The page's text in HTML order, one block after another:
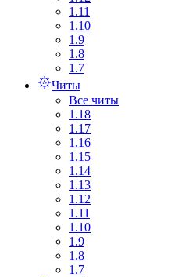
1.11
1.10
1.9
1.8
1.7
Читы
Все читы
1.18
1.17
1.16
1.15
1.14
1.13
1.12
1.11
1.10
1.9
1.8
1.7